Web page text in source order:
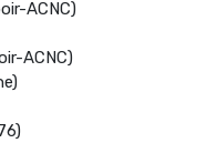
ACNC)
ACNC)